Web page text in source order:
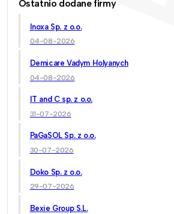
Ostatnio dodane firmy
Inoxa Sp. z o.o.
04-08-2026
Demicare Vadym Holyanych
04-08-2026
IT and C sp. z o.o.
31-07-2026
PaGaSOL Sp. z o.o.
30-07-2026
Doko Sp. z o.o.
29-07-2026
Bexie Group S.L.